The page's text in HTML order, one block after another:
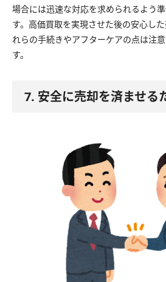
場合には迅速な対応を求められるよう
す。高価買取を実現させた後の安心し
れらの手続きやアフターケアの点は注
す。
7. 安全に売却を済ませる